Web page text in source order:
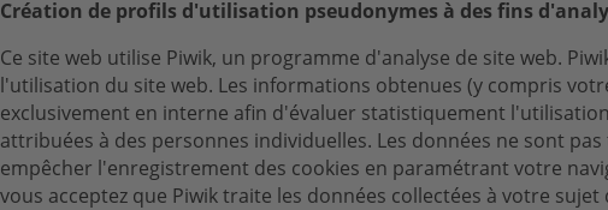
Création de profils d'utilisation pseudonymes à des fins
Ce site web utilise Piwik, un programme d'analyse de site web.
l'utilisation du site web. Les informations obtenues (y compris
exclusivement en interne afin d'évaluer statistiquement
attribuées à des personnes individuelles. Les données ne sont
empêcher l'enregistrement des cookies en paramétrant votre
vous acceptez que Piwik traite les données collectées à votre